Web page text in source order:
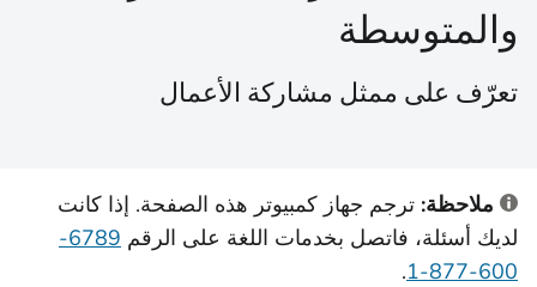
والمتوسطة
تعرّف على ممثل مشاركة الأعمال
ملاحظة: ترجم جهاز كمبيوتر هذه الصفحة. إذا كانت
لديك أسئلة، فاتصل بخدمات اللغة على الرقم
6789-
600-877-1
.